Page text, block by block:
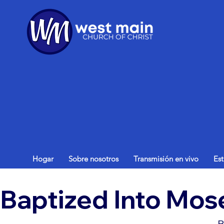
Hogar Sobre nosotros Transmisión en vivo
Baptized Into